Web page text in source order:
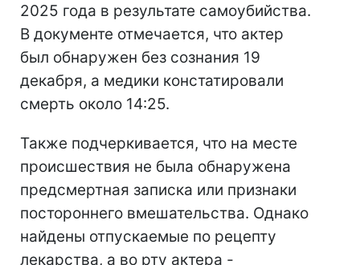
2025 года в результате самоубийства.
В документе отмечается, что актер
был обнаружен без сознания 19
декабря, а медики констатировали
смерть около 14:25.
Также подчеркивается, что на месте
происшествия не была обнаружена
предсмертная записка или признаки
постороннего вмешательства. Однако
найдены отпускаемые по рецепту
лекарства, а во рту актера -